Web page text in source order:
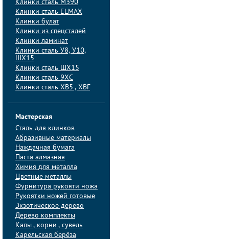
Клинки сталь M390
Клинки сталь ELMAX
Клинки булат
Клинки из спецсталей
Клинки ламинат
Клинки сталь У8, У10,
ШХ15
Клинки сталь ШХ15
Клинки сталь 9ХС
Клинки сталь ХВ5 , ХВГ
Мастерская
Сталь для клинков
Абразивные материалы
Наждачная бумага
Паста алмазная
Химия для металла
Цветные металлы
Фурнитура рукояти ножа
Рукоятки ножей готовые
Экзотическое дерево
Дерево комплекты
Капы , корни , сувель
Карельская берёза